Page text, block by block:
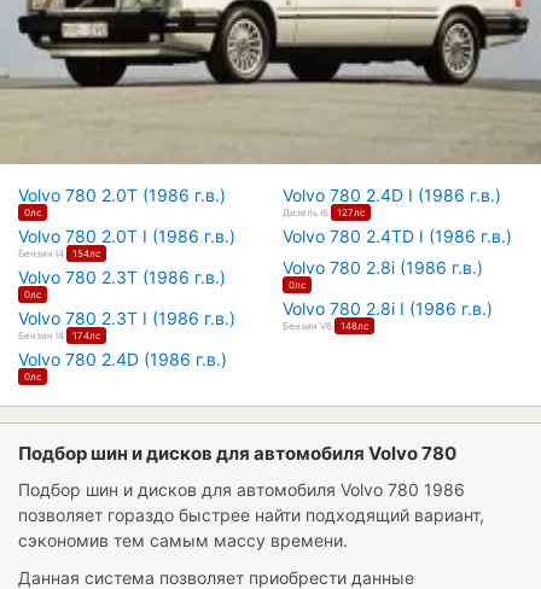
Volvo 780 2.0T (1986 г.в.)
0лс
Volvo 780 2.0T I (1986 г.в.)
Бензин I4 154лс
Volvo 780 2.3T (1986 г.в.)
0лс
Volvo 780 2.3T I (1986 г.в.)
Бензин I4 174лс
Volvo 780 2.4D (1986 г.в.)
0лс
Volvo 780 2.4D I (1986 г.в.)
Дизель I6 127лс
Volvo 780 2.4TD I (1986 г.в.)
Volvo 780 2.8i (1986 г.в.)
0лс
Volvo 780 2.8i I (1986 г.в.)
Бензин V6 148лс
Подбор шин и дисков для автомобиля Volvo 780
Подбор шин и дисков для автомобиля Volvo 780 1986
позволяет гораздо быстрее найти подходящий вариант,
сэкономив тем самым массу времени.
Данная система позволяет приобрести данные